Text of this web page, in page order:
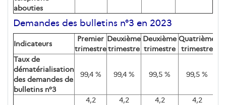
abouties
Demandes des bulletins n°3 en 2023
Indicateurs
Premier
trimestre
Deuxième
trimestre
Deuxième
trimestre
Quatrième
trimestre
Taux de
dématérialisation
des demandes de
bulletins n°3
99,4 % 99,4 % 99,5 % 99,5 %
4,2
4,2
4,2
4,2